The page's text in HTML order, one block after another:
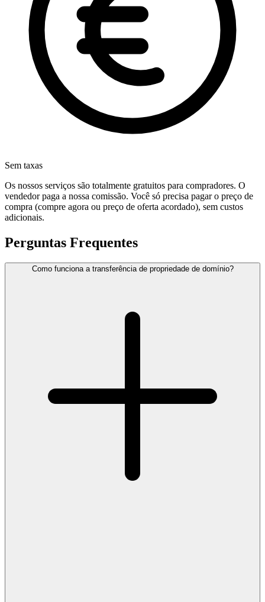
Sem taxas
Os nossos serviços são totalmente gratuitos para compradores. O
vendedor paga a nossa comissão. Você só precisa pagar o preço de
compra (compre agora ou preço de oferta acordado), sem custos
adicionais.
Perguntas Frequentes
Como funciona a transferência de propriedade de domínio?